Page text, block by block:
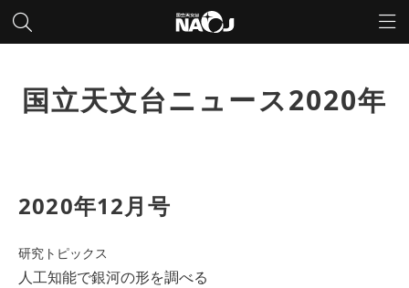
国立天文台ニュース2020年
2020年12月号
研究トピックス
人工知能で銀河の形を調べる